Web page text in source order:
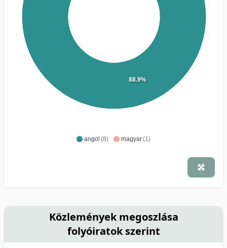
angol (8) magyar(1)
88.9%
Közlemények megoszlása
folyóiratok szerint